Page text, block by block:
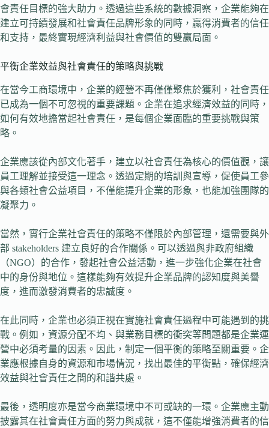
會責任目標的強大助力。透過這些系統的數據洞察，企業能夠在
建立可持續發展和社會責任品牌形象的同時，贏得消費者的信任
和支持，最終實現經濟利益與社會價值的雙贏局面。
平衡企業效益與社會責任的策略與挑戰
在當今工商環境中，企業的經營不再僅僅聚焦於獲利，社會責任
已成為一個不可忽視的重要課題。企業在追求經濟效益的同時，
如何有效地擔當起社會責任，是每個企業面臨的重要挑戰與策
略。
企業應該從內部文化著手，建立以社會責任為核心的價值觀，讓
員工理解並接受這一理念。透過定期的培訓與宣導，促使員工參
與各類社會公益項目，不僅能提升企業的形象，也能加強團隊的
凝聚力。
當然，實行企業社會責任的策略不僅限於內部管理，還需要與外
部 stakeholders 建立良好的合作關係。可以透過與非政府組織
（NGO）的合作，發起社會公益活動，進一步強化企業在社會
中的身份與地位。這樣能夠有效提升企業品牌的認知度與美譽
度，進而激發消費者的忠誠度。
在此同時，企業也必須正視在實施社會責任過程中可能遇到的挑
戰。例如，資源分配不均、與業務目標的衝突等問題都是企業運
營中必須考量的因素。因此，制定一個平衡的策略至關重要。企
業應根據自身的資源和市場情況，找出最佳的平衡點，確保經濟
效益與社會責任之間的和諧共處。
最後，透明度亦是當今商業環境中不可或缺的一環。企業應主動
披露其在社會責任方面的努力與成就，這不僅能增強消費者的信